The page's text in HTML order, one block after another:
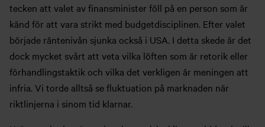
tecken att valet av finansminister föll på en person som är
känd för att vara strikt med budgetdisciplinen. Efter valet
började räntenivån sjunka också i USA. I detta skede är det
dock mycket svårt att veta vilka löften som är retorik eller
förhandlingstaktik och vilka det verkligen är meningen att
infria. Vi torde alltså se fluktuation på marknaden när
riktlinjerna i sinom tid klarnar.